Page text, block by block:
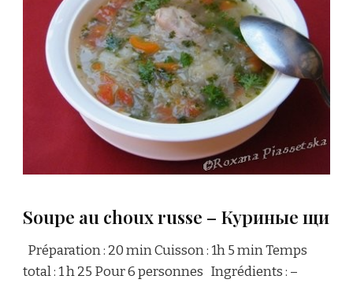
Soupe au choux russe – Куриные щи
Préparation : 20 min Cuisson : 1h 5 min Temps
total : 1 h 25 Pour 6 personnes Ingrédients : –